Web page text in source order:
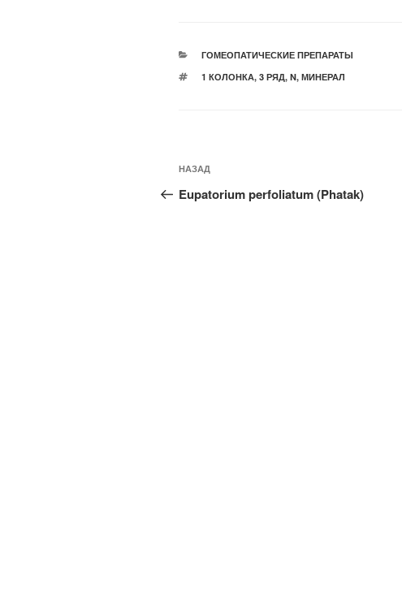
РУБРИКИ
ГОМЕОПАТИЧЕСКИЕ ПРЕПАРАТЫ
МЕТКИ
1 КОЛОНКА, 3 РЯД, N, МИНЕРАЛ
Навигация
по
записям
Предыдущая
запись:
НАЗАД
Eupatorium perfoliatum (Phatak)